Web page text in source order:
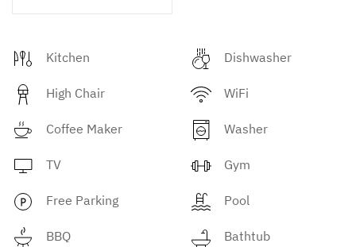
Kitchen Dishwasher
High Chair WiFi
Coffee Maker Washer
TV Gym
Free Parking Pool
BBQ Bathtub